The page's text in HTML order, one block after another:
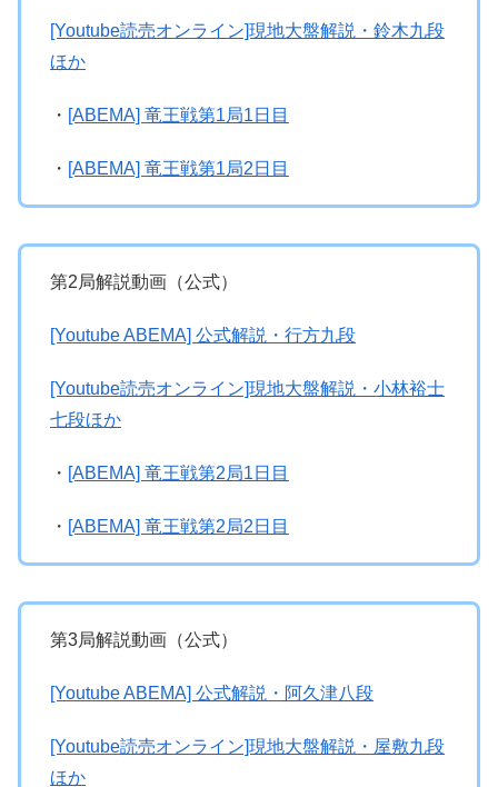
[Youtube読売オンライン]現地大盤解説・鈴木九段
ほか
・ [ABEMA] 竜王戦第1局1日目
・ [ABEMA] 竜王戦第1局2日目
第2局解説動画（公式）
[Youtube ABEMA] 公式解説・行方九段
[Youtube読売オンライン]現地大盤解説・小林裕士
七段ほか
・ [ABEMA] 竜王戦第2局1日目
・ [ABEMA] 竜王戦第2局2日目
第3局解説動画（公式）
[Youtube ABEMA] 公式解説・阿久津八段
[Youtube読売オンライン]現地大盤解説・屋敷九段
ほか